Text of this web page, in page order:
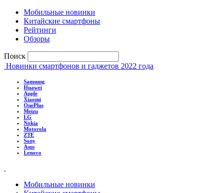
Мобильные новинки
Китайские смартфоны
Рейтинги
Обзоры
Поиск
Новинки смартфонов и гаджетов 2022 года
Samsung
Huawei
Apple
Xiaomi
OnePlus
Meizu
LG
Nokia
Motorola
ZTE
Sony
Asus
Lenovo
Мобильные новинки